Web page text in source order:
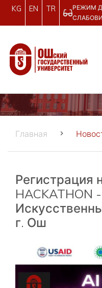
KG EN TR
РЕЖИМ
Главная
Регистрация
HACKATHON
г. Ош